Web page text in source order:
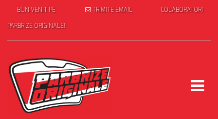
BUN VENIT PE
PARBRIZE ORIGINALE!
TRIMITE EMAIL COLABORATORI